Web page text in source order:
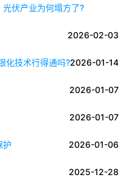
伏产业为何塌方了?
2026-02-03
化技术行得通吗?2026-01-14
2026-01-07
2026-01-07
护 2026-01-06
2025-12-28